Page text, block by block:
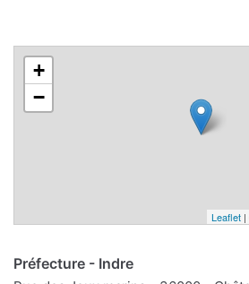
+
−
Leaflet
Préfecture - Indre